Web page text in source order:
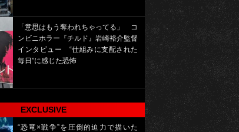
「意思はもう奪われちゃってる」 コ
ンビニホラー『チルド』岩崎裕介監督
インタビュー “仕組みに支配された
毎日”に感じた恐怖
EXCLUSIVE
“恐竜×戦争”を圧倒的迫力で描いた